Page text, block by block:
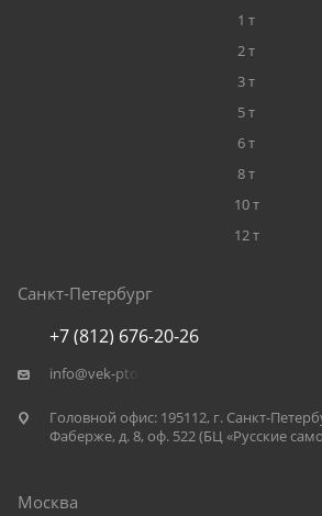
1 т
2 т
3 т
5 т
6 т
8 т
10 т
12 т
Санкт-Петербург
+7 (812) 676-20-26
info@vek-pto.ru
Головной офис: 195112, г. Санкт-
Фаберже, д. 8, оф. 522 (БЦ «Русские
Москва